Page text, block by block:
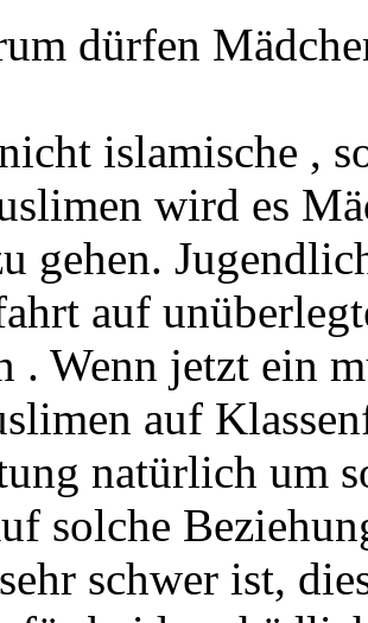
dürfen
islamische ,
wird es
gehen.
auf
. Wenn jetzt ein
auf
natürlich um
solche
schwer ist,